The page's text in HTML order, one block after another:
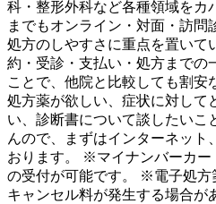
科・整形外科など各種領域をカ
までもオンライン・対面・訪問
処方のしやすさに重点を置いて
約・受診・支払い・処方までの
ことで、他院と比較しても割安
処方薬が欲しい、症状に対して
い、診断書について談したいこ
んので、まずはインターネット
おります。 ※マイナンバーカー
の受付が可能です。 ※電子処
キャンセル料が発生する場合が